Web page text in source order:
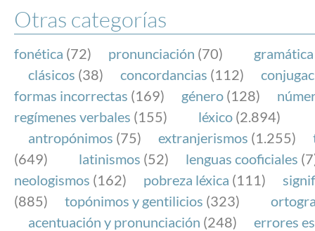
NOTICIAS
SOBRE LA FUNDÉURAE
FundéuRAE es una fundación patrocinada por la
y la Real Academia Española, cuyo objetivo es
el buen uso del español en los medios de
Internet.
Otras categorías
fonética (72) pronunciación (70) gramática
clásicos (38) concordancias (112)
formas incorrectas (169) género (128)
regímenes verbales (155) léxico (2.894)
antropónimos (75) extranjerismos (1.255)
(649)
latinismos (52) lenguas cooficiales
neologismos (162) pobreza léxica (111)
(885)
topónimos y gentilicios (323)
acentuación y pronunciación (248)
errores